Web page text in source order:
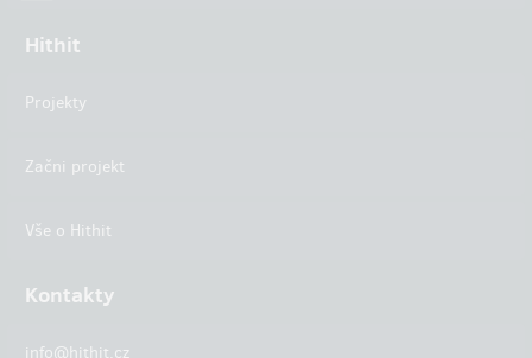
Hithit
Projekty
Začni projekt
Vše o Hithit
Kontakty
info@hithit.cz